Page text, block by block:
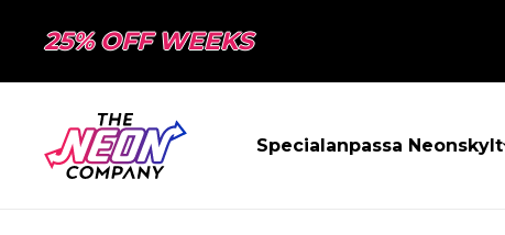
25% OFF WEEKS
Specialanpassa Neonskylt